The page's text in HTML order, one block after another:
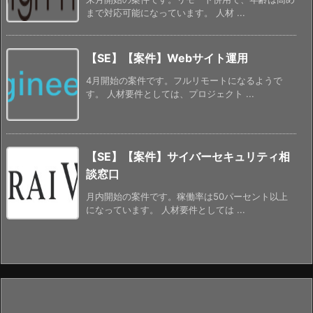
まで対応可能になっています。 人材 ...
【SE】【案件】Webサイト運用
4月開始の案件です。フルリモートになるようで
す。 人材要件としては、プロジェクト ...
【SE】【案件】サイバーセキュリティ相
談窓口
月内開始の案件です。稼働率は50パーセント以上
になっています。 人材要件としては ...